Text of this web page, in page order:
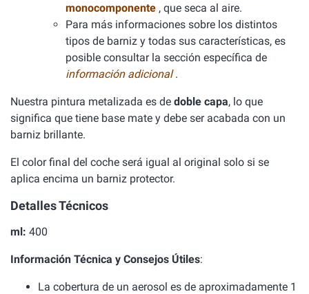
monocomponente , que seca al aire.
Para más informaciones sobre los distintos
tipos de barniz y todas sus características, es
posible consultar la sección específica de
información adicional.
Nuestra pintura metalizada es de doble capa, lo que
significa que tiene base mate y debe ser acabada con un
barniz brillante.
El color final del coche será igual al original solo si se
aplica encima un barniz protector.
Detalles Técnicos
ml: 400
Información Técnica y Consejos Útiles:
La cobertura de un aerosol es de aproximadamente 1